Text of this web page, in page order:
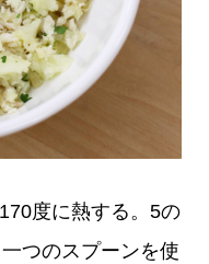
度に熱する。5の
つのスプーンを使